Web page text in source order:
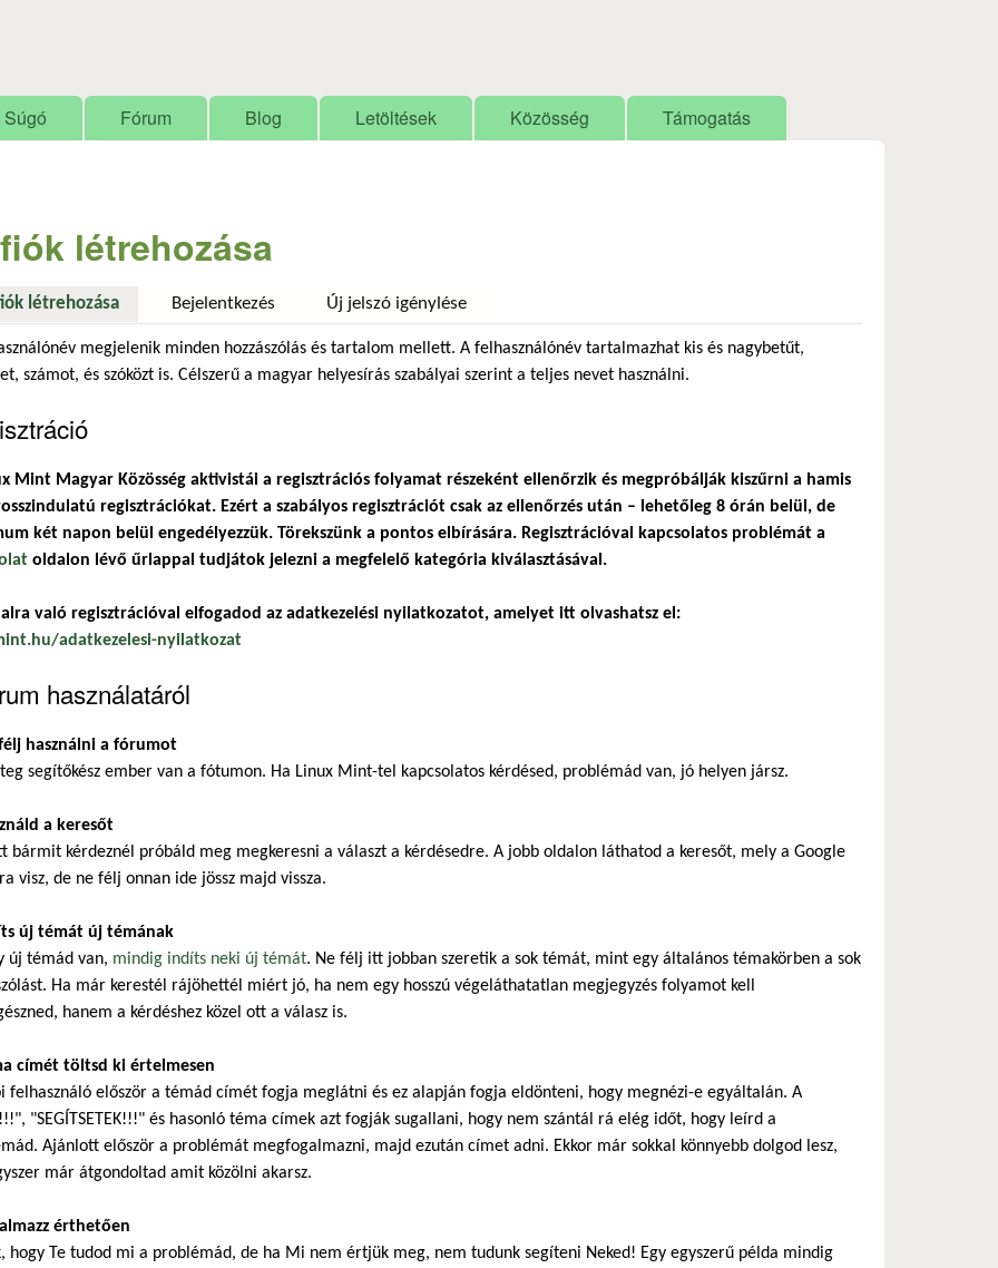
Súgó Fórum Blog Letöltések Közösség Támogatás
létrehozása
létrehozása (aktív fül)Bejelentkezés Új jelszó igénylése
megjelenik minden hozzászólás és tartalom mellett. A felhasználónév tartalmazhat kis és nagybetűt,
számot, és szóközt is. Célszerű a magyar helyesírás szabályai szerint a teljes nevet használni.
Mint Magyar Közösség aktivistái a regisztrációs folyamat részeként ellenőrzik és megpróbálják kiszűrni a hamis
regisztrációkat. Ezért a szabályos regisztrációt csak az ellenőrzés után – lehetőleg 8 órán belül, de
két napon belül engedélyezzük. Törekszünk a pontos elbírására. Regisztrációval kapcsolatos problémát a
oldalon lévő űrlappal tudjátok jelezni a megfelelő kategória kiválasztásával.
való regisztrációval elfogadod az adatkezelési nyilatkozatot, amelyet itt olvashatsz el:
adatkezelesi-nyilatkozat
használatáról
használni a fórumot
segítőkész ember van a fótumon. Ha Linux Mint-tel kapcsolatos kérdésed, problémád van, jó helyen jársz.
a keresőt
bármit kérdeznél próbáld meg megkeresni a választ a kérdésedre. A jobb oldalon láthatod a keresőt, mely a Google
visz, de ne félj onnan ide jössz majd vissza.
új témát új témának
új témád van, mindig indíts neki új témát. Ne félj itt jobban szeretik a sok témát, mint egy általános témakörben a sok
Ha már kerestél rájöhettél miért jó, ha nem egy hosszú végeláthatatlan megjegyzés folyamot kell
hanem a kérdéshez közel ott a válasz is.
címét töltsd ki értelmesen
felhasználó először a témád címét fogja meglátni és ez alapján fogja eldönteni, hogy megnézi-e egyáltalán. A
"SEGÍTSETEK!!!" és hasonló téma címek azt fogják sugallani, hogy nem szántál rá elég időt, hogy leírd a
Ajánlott először a problémát megfogalmazni, majd ezután címet adni. Ekkor már sokkal könnyebb dolgod lesz,
már átgondoltad amit közölni akarsz.
érthetően
hogy Te tudod mi a problémád, de ha Mi nem értjük meg, nem tudunk segíteni Neked! Egy egyszerű példa mindig